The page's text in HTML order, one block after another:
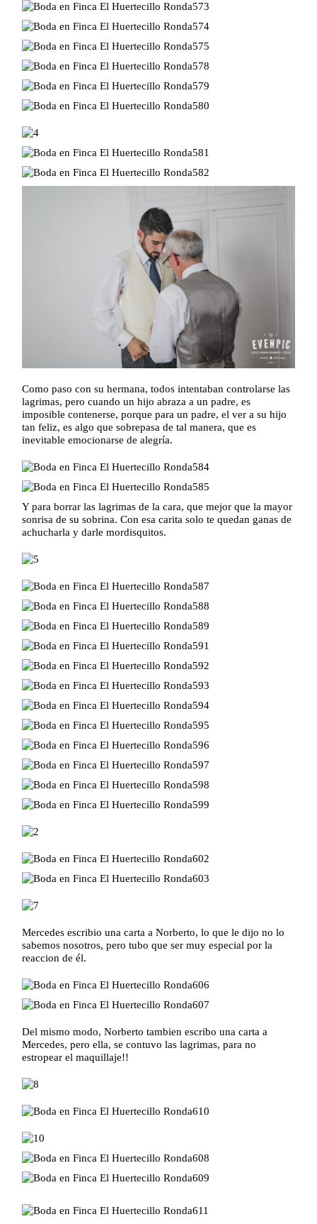
Como paso con su hermana, todos intentaban controlarse las
lagrimas, pero cuando un hijo abraza a un padre, es
imposible contenerse, porque para un padre, el ver a su hijo
tan feliz, es algo que sobrepasa de tal manera, que es
inevitable emocionarse de alegría.
Y para borrar las lagrimas de la cara, que mejor que la mayor
sonrisa de su sobrina. Con esa carita solo te quedan ganas de
achucharla y darle mordisquitos.
Mercedes escribio una carta a Norberto, lo que le dijo no lo
sabemos nosotros, pero tubo que ser muy especial por la
reaccion de él.
Del mismo modo, Norberto tambien escribo una carta a
Mercedes, pero ella, se contuvo las lagrimas, para no
estropear el maquillaje!!